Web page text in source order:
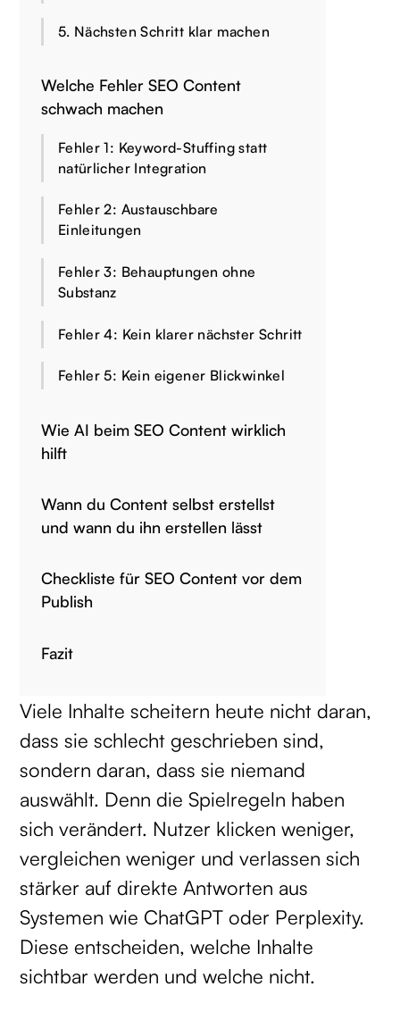
5. Nächsten Schritt klar machen
Welche Fehler SEO Content
schwach machen
Fehler 1: Keyword-Stuffing statt
natürlicher Integration
Fehler 2: Austauschbare
Einleitungen
Fehler 3: Behauptungen ohne
Substanz
Fehler 4: Kein klarer nächster Schritt
Fehler 5: Kein eigener Blickwinkel
Wie AI beim SEO Content wirklich
hilft
Wann du Content selbst erstellst
und wann du ihn erstellen lässt
Checkliste für SEO Content vor dem
Publish
Fazit
Viele Inhalte scheitern heute nicht daran,
dass sie schlecht geschrieben sind,
sondern daran, dass sie niemand
auswählt. Denn die Spielregeln haben
sich verändert. Nutzer klicken weniger,
vergleichen weniger und verlassen sich
stärker auf direkte Antworten aus
Systemen wie ChatGPT oder Perplexity.
Diese entscheiden, welche Inhalte
sichtbar werden und welche nicht.